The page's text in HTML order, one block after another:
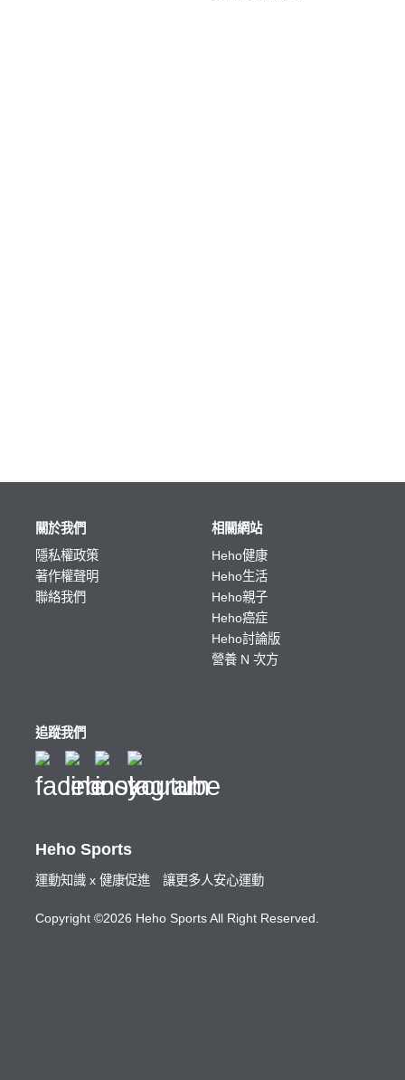
Heho Sports
運動知識 x 健康促進 讓更多人安心運動
Copyright ©2026 Heho Sports All Right Reserved.
關於我們
隱私權政策
著作權聲明
聯絡我們
相關網站
Heho健康
Heho生活
Heho親子
Heho癌症
Heho討論版
營養 N 次方
追蹤我們